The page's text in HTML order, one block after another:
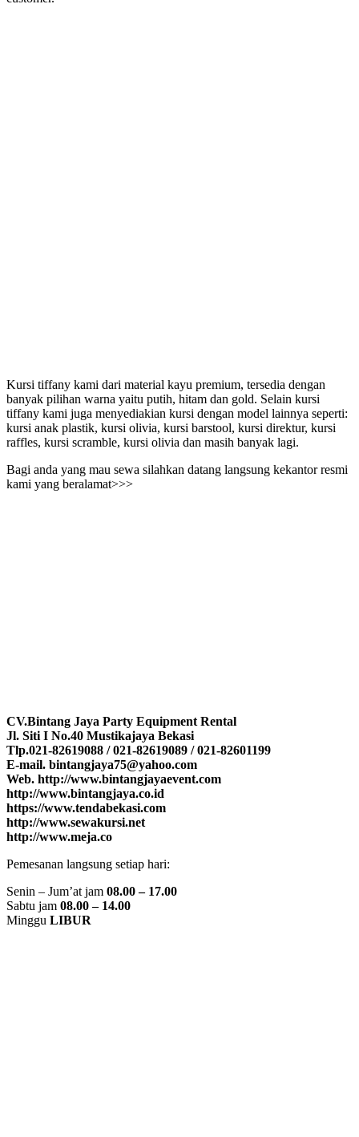
Kursi tiffany kami dari material kayu premium, tersedia dengan
banyak pilihan warna yaitu putih, hitam dan gold. Selain kursi
tiffany kami juga menyediakian kursi dengan model lainnya seperti:
kursi anak plastik, kursi olivia, kursi barstool, kursi direktur, kursi
raffles, kursi scramble, kursi olivia dan masih banyak lagi.
Bagi anda yang mau sewa silahkan datang langsung kekantor resmi
kami yang beralamat>>>
CV.Bintang Jaya Party Equipment Rental
Jl. Siti I No.40 Mustikajaya Bekasi
Tlp.021-82619088 / 021-82619089 / 021-82601199
E-mail. bintangjaya75@yahoo.com
Web. http://www.bintangjayaevent.com
http://www.bintangjaya.co.id
https://www.tendabekasi.com
http://www.sewakursi.net
http://www.meja.co
Pemesanan langsung setiap hari:
Senin – Jum’at jam 08.00 – 17.00
Sabtu jam 08.00 – 14.00
Minggu LIBUR